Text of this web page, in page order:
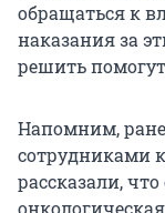
обращаться к
наказания за
решить
Напомним,
сотрудниками
рассказали,